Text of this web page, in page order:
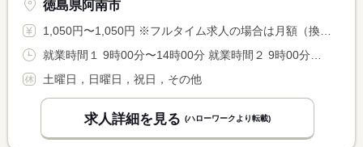
徳島県阿南市
1,050円〜1,050円 ※フルタイム求人の場合は月額（換算額）、パート求人の場合は時間額を表示しています。
土曜日，日曜日，祝日，その他
求人詳細を見る (ハローワークより転載)